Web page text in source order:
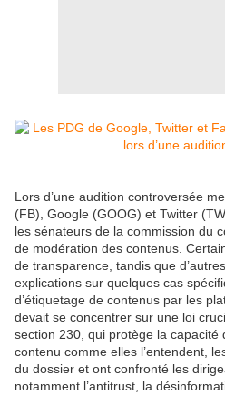
Lors d’une audition controversée
(FB), Google (GOOG) et Twitter
les sénateurs de la commission du
de modération des contenus.
de transparence, tandis que
explications sur quelques cas
d’étiquetage de contenus par les
devait se concentrer sur une loi
section 230, qui protège la
contenu comme elles l’entendent,
du dossier et ont confronté les
notamment l’antitrust, la